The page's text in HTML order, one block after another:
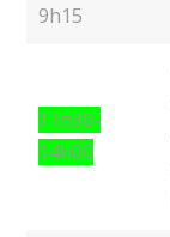
9h15
11h30-
14h00